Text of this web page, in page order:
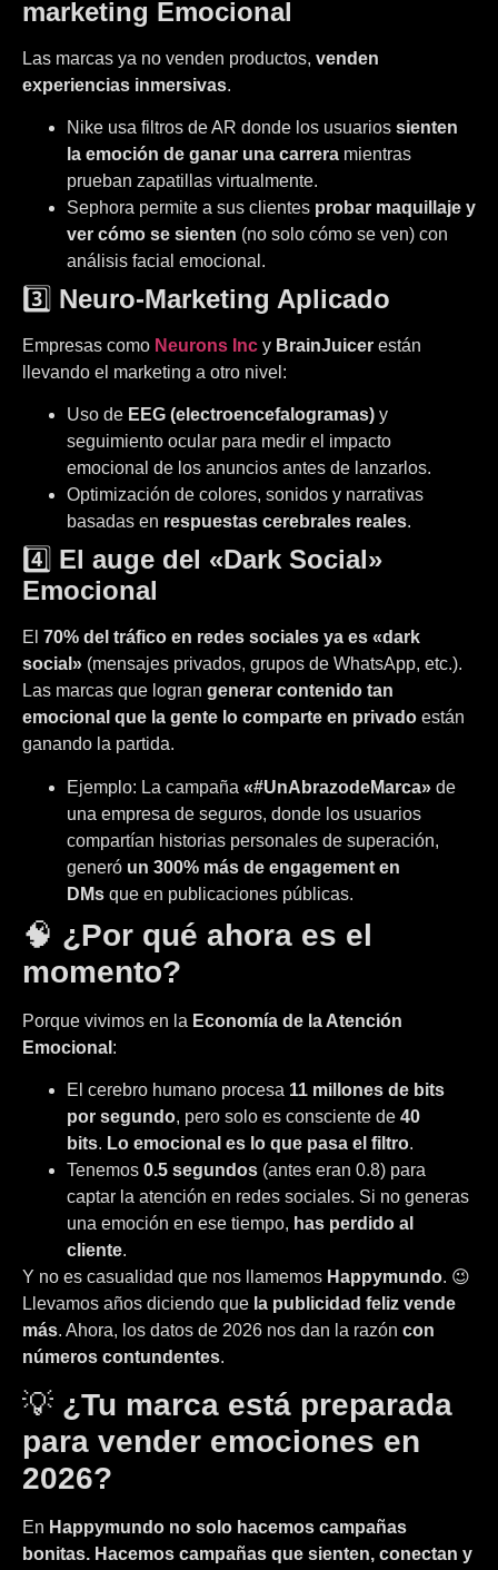
marketing Emocional
Las marcas ya no venden productos, venden
experiencias inmersivas.
Nike usa filtros de AR donde los usuarios sienten
la emoción de ganar una carrera mientras
prueban zapatillas virtualmente.
Sephora permite a sus clientes probar maquillaje y
ver cómo se sienten (no solo cómo se ven) con
análisis facial emocional.
3️⃣ Neuro-Marketing Aplicado
Empresas como Neurons Inc y BrainJuicer están
llevando el marketing a otro nivel:
Uso de EEG (electroencefalogramas) y
seguimiento ocular para medir el impacto
emocional de los anuncios antes de lanzarlos.
Optimización de colores, sonidos y narrativas
basadas en respuestas cerebrales reales.
4️⃣ El auge del «Dark Social»
Emocional
El 70% del tráfico en redes sociales ya es «dark
social» (mensajes privados, grupos de WhatsApp, etc.).
Las marcas que logran generar contenido tan
emocional que la gente lo comparte en privado están
ganando la partida.
Ejemplo: La campaña «#UnAbrazodeMarca» de
una empresa de seguros, donde los usuarios
compartían historias personales de superación,
generó un 300% más de engagement en
DMs que en publicaciones públicas.
🧠 ¿Por qué ahora es el
momento?
Porque vivimos en la Economía de la Atención
Emocional :
El cerebro humano procesa 11 millones de bits
por segundo, pero solo es consciente de 40
bits. Lo emocional es lo que pasa el filtro.
Tenemos 0.5 segundos (antes eran 0.8) para
captar la atención en redes sociales. Si no generas
una emoción en ese tiempo, has perdido al
cliente.
Y no es casualidad que nos llamemos Happymundo. 😉
Llevamos años diciendo que la publicidad feliz vende
más. Ahora, los datos de 2026 nos dan la razón con
números contundentes.
💡 ¿Tu marca está preparada
para vender emociones en
2026?
En Happymundo no solo hacemos campañas
bonitas. Hacemos campañas que sienten, conectan y